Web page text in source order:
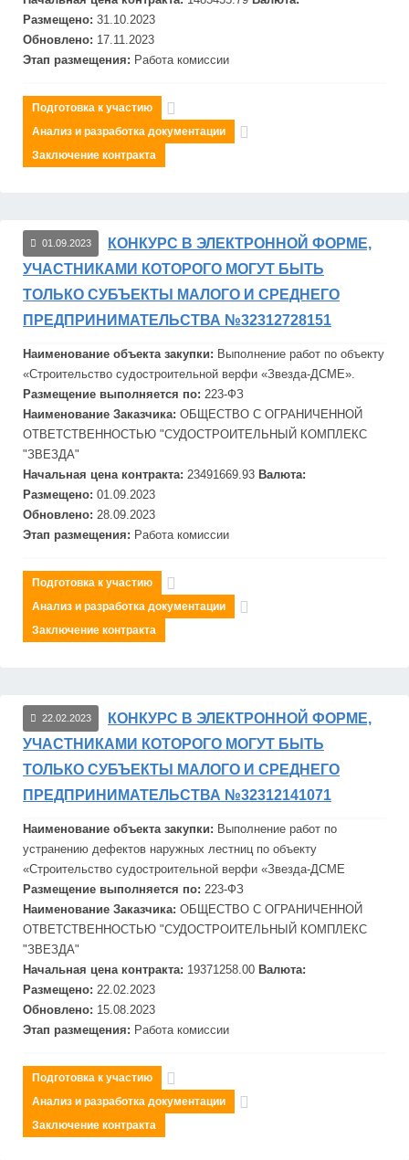
Размещено: 31.10.2023
Обновлено: 17.11.2023
Этап размещения: Работа комиссии
Подготовка к участию
Анализ и разработка документации
Заключение контракта
01.09.2023
КОНКУРС В ЭЛЕКТРОННОЙ ФОРМЕ,
УЧАСТНИКАМИ КОТОРОГО МОГУТ БЫТЬ
ТОЛЬКО СУБЪЕКТЫ МАЛОГО И СРЕДНЕГО
ПРЕДПРИНИМАТЕЛЬСТВА №32312728151
Наименование объекта закупки: Выполнение работ по объекту
«Строительство судостроительной верфи «Звезда-ДСМЕ».
Размещение выполняется по: 223-ФЗ
Наименование Заказчика: ОБЩЕСТВО С ОГРАНИЧЕННОЙ
ОТВЕТСТВЕННОСТЬЮ "СУДОСТРОИТЕЛЬНЫЙ КОМПЛЕКС
"ЗВЕЗДА"
Начальная цена контракта: 23491669.93 Валюта:
Размещено: 01.09.2023
Обновлено: 28.09.2023
Этап размещения: Работа комиссии
Подготовка к участию
Анализ и разработка документации
Заключение контракта
22.02.2023
КОНКУРС В ЭЛЕКТРОННОЙ ФОРМЕ,
УЧАСТНИКАМИ КОТОРОГО МОГУТ БЫТЬ
ТОЛЬКО СУБЪЕКТЫ МАЛОГО И СРЕДНЕГО
ПРЕДПРИНИМАТЕЛЬСТВА №32312141071
Наименование объекта закупки: Выполнение работ по
устранению дефектов наружных лестниц по объекту
«Строительство судостроительной верфи «Звезда-ДСМЕ
Размещение выполняется по: 223-ФЗ
Наименование Заказчика: ОБЩЕСТВО С ОГРАНИЧЕННОЙ
ОТВЕТСТВЕННОСТЬЮ "СУДОСТРОИТЕЛЬНЫЙ КОМПЛЕКС
"ЗВЕЗДА"
Начальная цена контракта: 19371258.00 Валюта:
Размещено: 22.02.2023
Обновлено: 15.08.2023
Этап размещения: Работа комиссии
Подготовка к участию
Анализ и разработка документации
Заключение контракта